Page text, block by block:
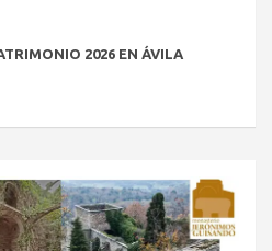
2026 EN ÁVILA